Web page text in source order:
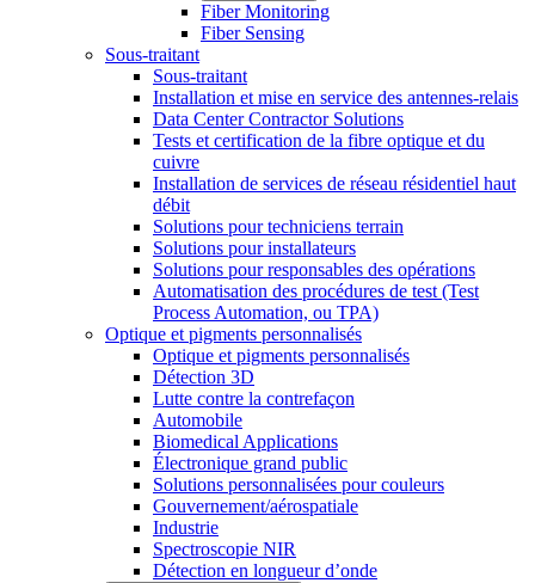
Fiber Monitoring
Fiber Sensing
Sous-traitant
Sous-traitant
Installation et mise en service des antennes-relais
Data Center Contractor Solutions
Tests et certification de la fibre optique et du
cuivre
Installation de services de réseau résidentiel haut
débit
Solutions pour techniciens terrain
Solutions pour installateurs
Solutions pour responsables des opérations
Automatisation des procédures de test (Test
Process Automation, ou TPA)
Optique et pigments personnalisés
Optique et pigments personnalisés
Détection 3D
Lutte contre la contrefaçon
Automobile
Biomedical Applications
Électronique grand public
Solutions personnalisées pour couleurs
Gouvernement/aérospatiale
Industrie
Spectroscopie NIR
Détection en longueur d’onde